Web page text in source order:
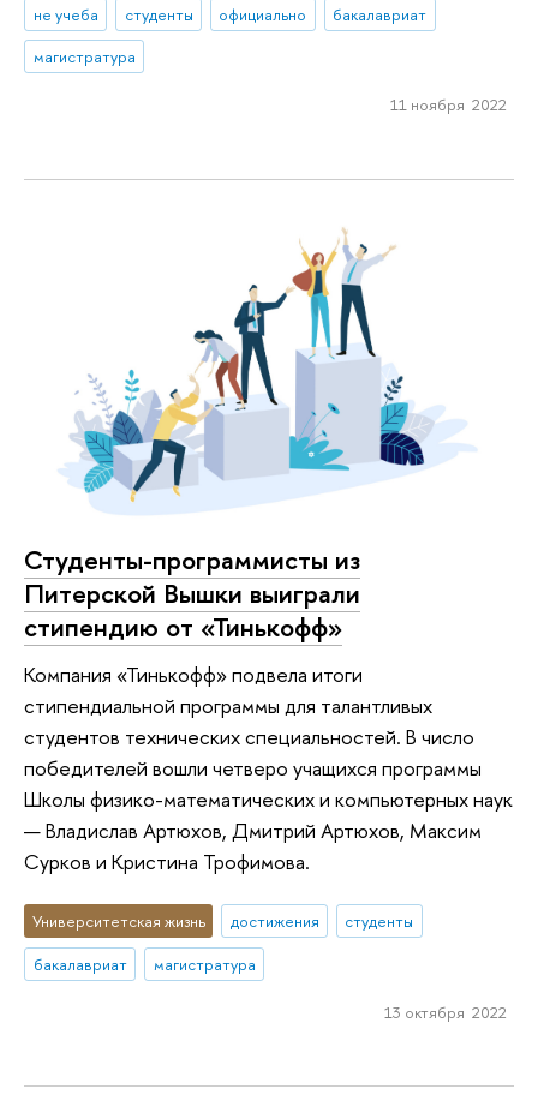
не учеба студенты официально
бакалавриат
магистратура
11 ноября 2022
Студенты-программисты из
Питерской Вышки выиграли
стипендию от «Тинькофф»
Компания «Тинькофф» подвела итоги
стипендиальной программы для талантливых
студентов технических специальностей. В число
победителей вошли четверо учащихся программы
Школы физико-математических и компьютерных наук
— Владислав Артюхов, Дмитрий Артюхов, Максим
Сурков и Кристина Трофимова.
Университетская жизнь достижения
студенты
бакалавриат
магистратура
13 октября 2022